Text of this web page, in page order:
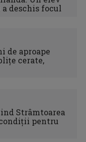
deschis focul
de aproape
cerate,
Strâmtoarea
condiții pentru